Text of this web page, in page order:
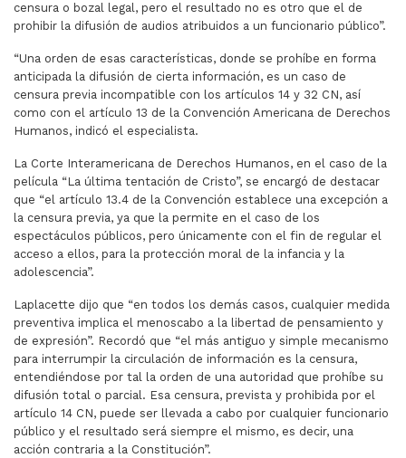
censura o bozal legal, pero el resultado no es otro que el de
prohibir la difusión de audios atribuidos a un funcionario público”.
“Una orden de esas características, donde se prohíbe en forma
anticipada la difusión de cierta información, es un caso de
censura previa incompatible con los artículos 14 y 32 CN, así
como con el artículo 13 de la Convención Americana de Derechos
Humanos, indicó el especialista.
La Corte Interamericana de Derechos Humanos, en el caso de la
película “La última tentación de Cristo”, se encargó de destacar
que “el artículo 13.4 de la Convención establece una excepción a
la censura previa, ya que la permite en el caso de los
espectáculos públicos, pero únicamente con el fin de regular el
acceso a ellos, para la protección moral de la infancia y la
adolescencia”.
Laplacette dijo que “en todos los demás casos, cualquier medida
preventiva implica el menoscabo a la libertad de pensamiento y
de expresión”. Recordó que “el más antiguo y simple mecanismo
para interrumpir la circulación de información es la censura,
entendiéndose por tal la orden de una autoridad que prohíbe su
difusión total o parcial. Esa censura, prevista y prohibida por el
artículo 14 CN, puede ser llevada a cabo por cualquier funcionario
público y el resultado será siempre el mismo, es decir, una
acción contraria a la Constitución”.